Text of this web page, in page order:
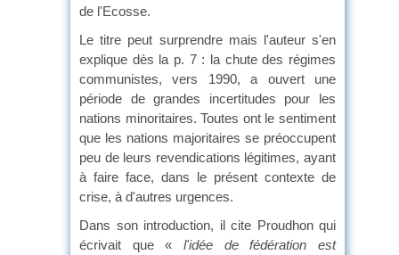
de l'Ecosse.
Le titre peut surprendre mais l'auteur s'en
explique dès la p. 7 : la chute des régimes
communistes, vers 1990, a ouvert une
période de grandes incertitudes pour les
nations minoritaires. Toutes ont le sentiment
que les nations majoritaires se préoccupent
peu de leurs revendications légitimes, ayant
à faire face, dans le présent contexte de
crise, à d'autres urgences.
Dans son introduction, il cite Proudhon qui
écrivait que « l'idée de fédération est